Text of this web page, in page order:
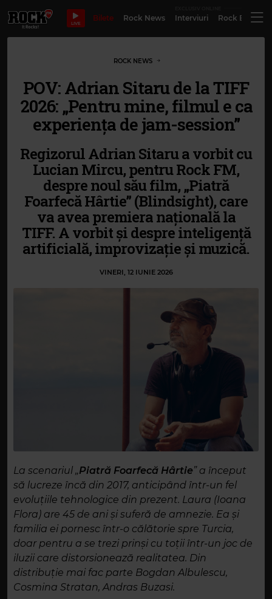
LIVE
Bilete Rock News Interviuri Rock
ROCK NEWS
POV: Adrian Sitaru de la TIFF
2026: „Pentru mine, filmul e ca
experiența de jam-session”
Regizorul Adrian Sitaru a vorbit cu
Lucian Mircu, pentru Rock FM,
despre noul său film, „Piatră
Foarfecă Hârtie” (Blindsight), care
va avea premiera națională la
TIFF. A vorbit și despre inteligență
artificială, improvizație și muzică.
VINERI, 12 IUNIE 2026
La scenariul „Piatră Foarfecă Hârtie” a început
să lucreze încă din 2017, anticipând într-un fel
evoluțiile tehnologice din prezent. Laura (Ioana
Flora) are 45 de ani şi suferă de amnezie. Ea și
familia ei pornesc într-o călătorie spre Turcia,
doar pentru a se trezi prinși cu toţii într-un joc de
iluzii care distorsionează realitatea. Din
distribuție mai fac parte Bogdan Albulescu,
Cosmina Stratan, Andras Buzasi.